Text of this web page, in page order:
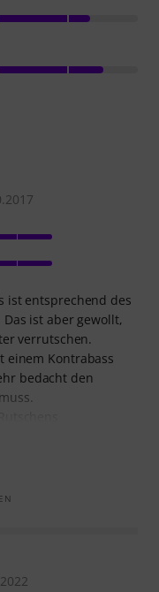
ist entsprechend des
ist aber gewollt,
verrutschen.
einem Kontrabass
bedacht den